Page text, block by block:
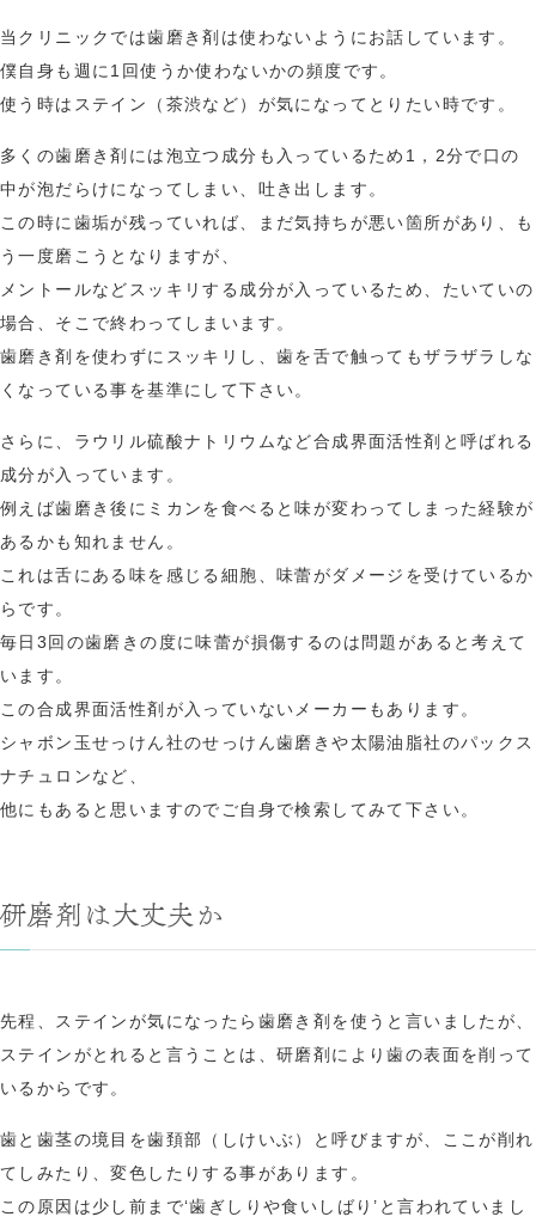
当クリニックでは歯磨き剤は使わないようにお話しています。
僕自身も週に1回使うか使わないかの頻度です。
使う時はステイン（茶渋など）が気になってとりたい時です。
多くの歯磨き剤には泡立つ成分も入っているため1，2分で口の
中が泡だらけになってしまい、吐き出します。
この時に歯垢が残っていれば、まだ気持ちが悪い箇所があり、も
う一度磨こうとなりますが、
メントールなどスッキリする成分が入っているため、たいていの
場合、そこで終わってしまいます。
歯磨き剤を使わずにスッキリし、歯を舌で触ってもザラザラしな
くなっている事を基準にして下さい。
さらに、ラウリル硫酸ナトリウムなど合成界面活性剤と呼ばれる
成分が入っています。
例えば歯磨き後にミカンを食べると味が変わってしまった経験が
あるかも知れません。
これは舌にある味を感じる細胞、味蕾がダメージを受けているか
らです。
毎日3回の歯磨きの度に味蕾が損傷するのは問題があると考えて
います。
この合成界面活性剤が入っていないメーカーもあります。
シャボン玉せっけん社のせっけん歯磨きや太陽油脂社のパックス
ナチュロンなど、
他にもあると思いますのでご自身で検索してみて下さい。
研磨剤は大丈夫か
先程、ステインが気になったら歯磨き剤を使うと言いましたが、
ステインがとれると言うことは、研磨剤により歯の表面を削って
いるからです。
歯と歯茎の境目を歯頚部（しけいぶ）と呼びますが、ここが削れ
てしみたり、変色したりする事があります。
この原因は少し前まで‘歯ぎしりや食いしばり’と言われていまし